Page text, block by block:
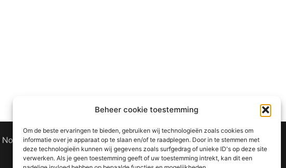
Beheer cookie toestemming
Om de beste ervaringen te bieden, gebruiken wij technologieën zoals cookies om
informatie over je apparaat op te slaan en/of te raadplegen. Door in te stemmen met
deze technologieën kunnen wij gegevens zoals surfgedrag of unieke ID's op deze site
verwerken. Als je geen toestemming geeft of uw toestemming intrekt, kan dit een
Nov@base